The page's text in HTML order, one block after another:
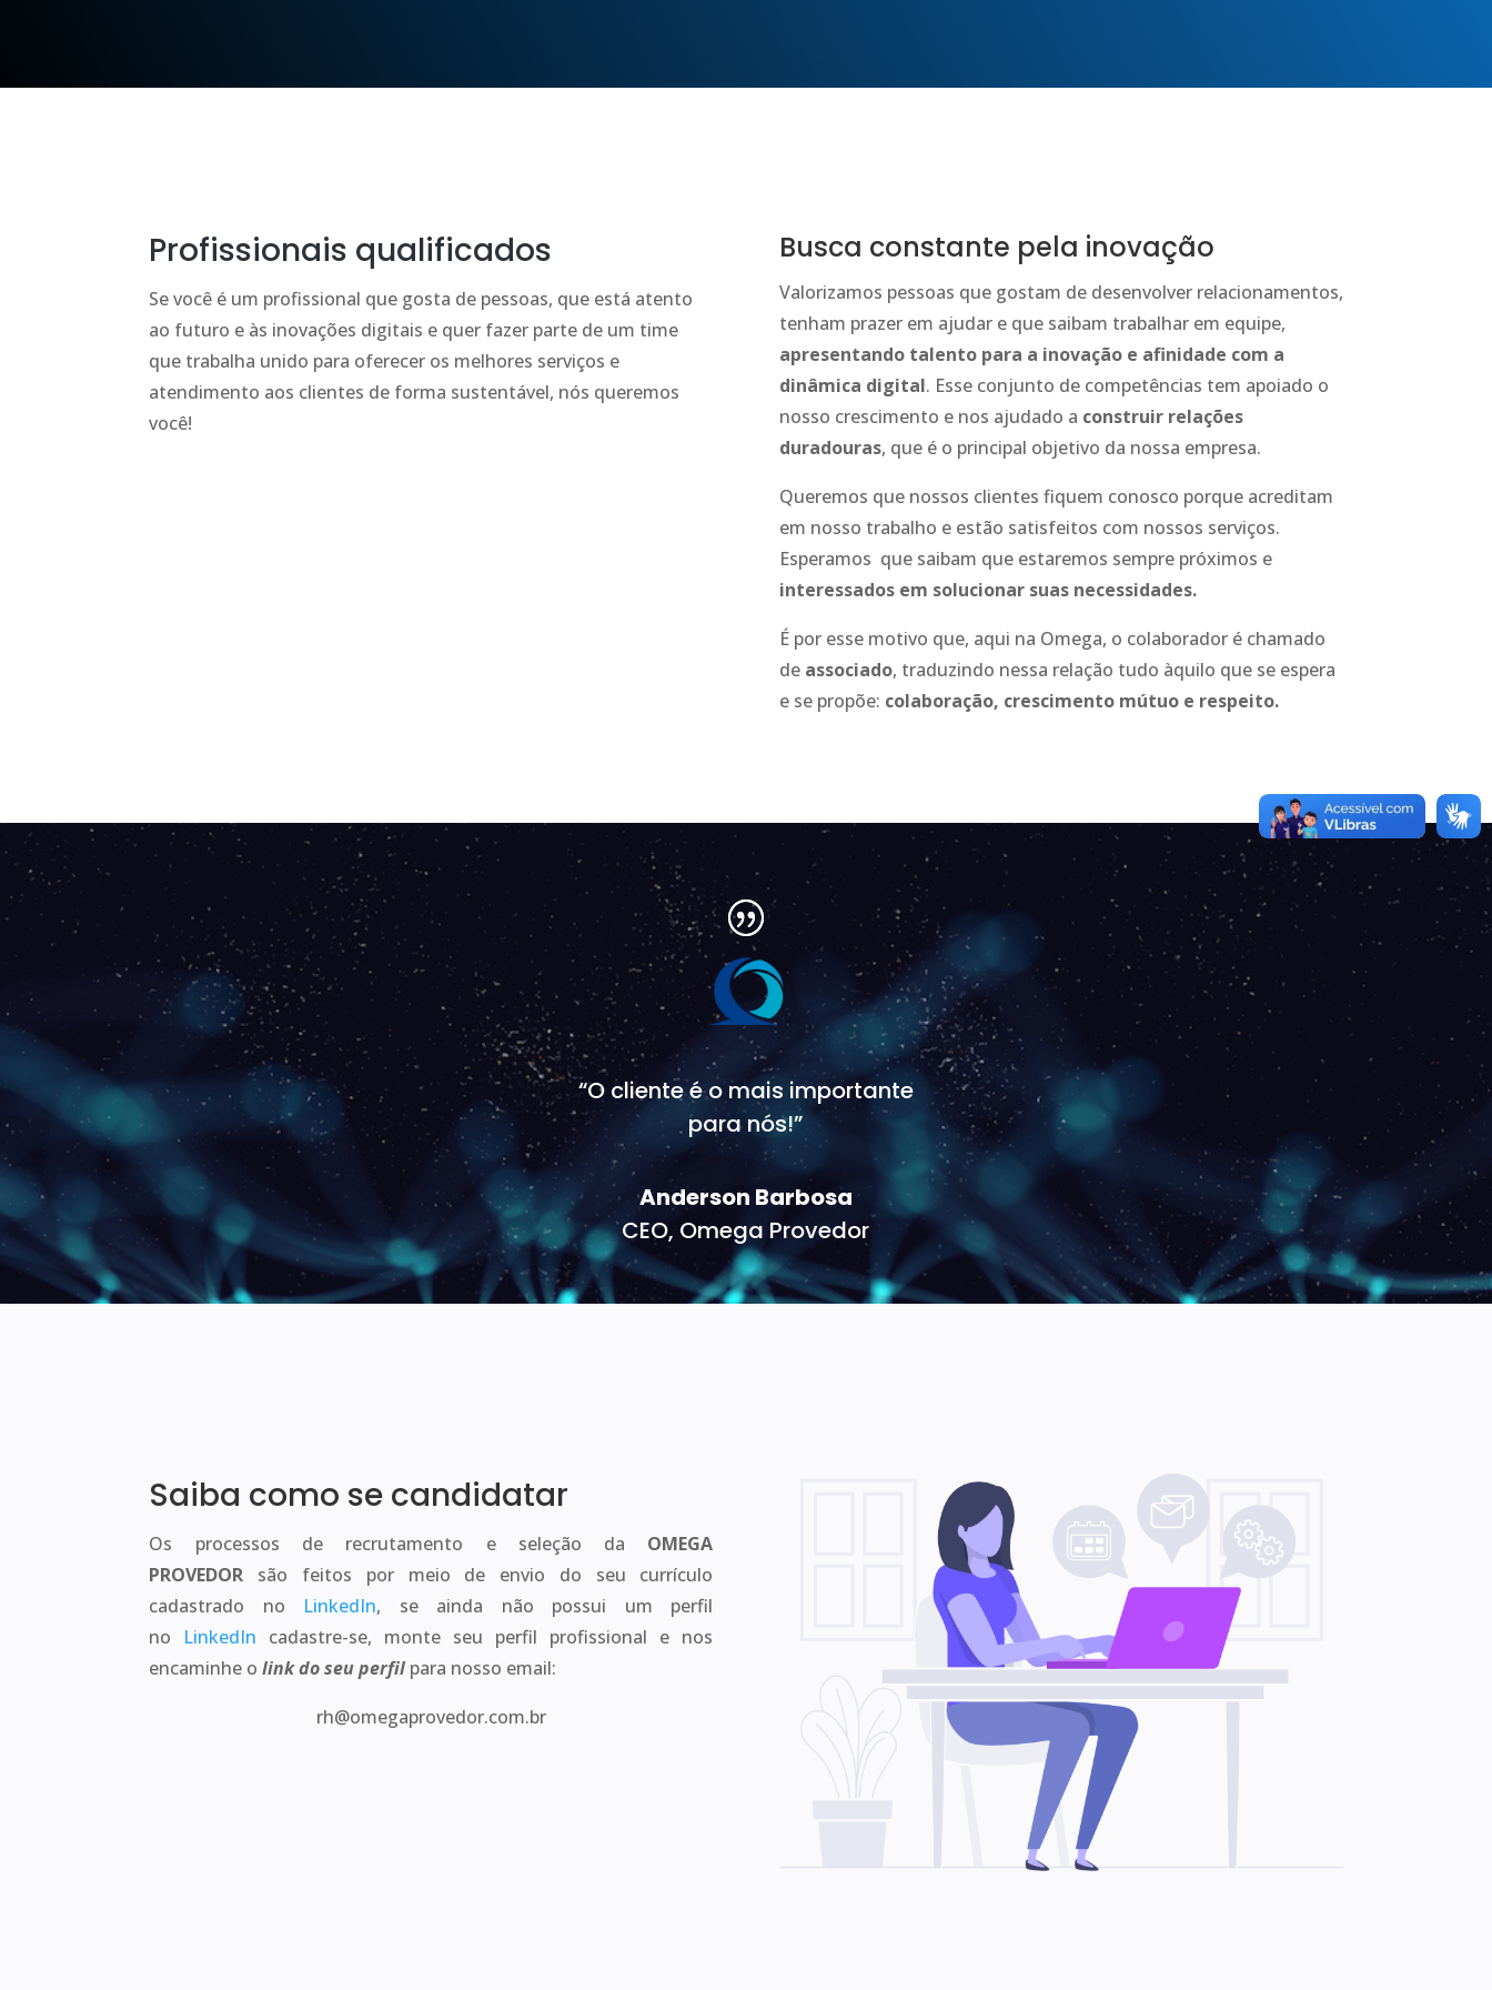
Profissionais qualificados
Se você é um profissional que gosta de pessoas, que está atento
ao futuro e às inovações digitais e quer fazer parte de um time
que trabalha unido para oferecer os melhores serviços e
atendimento aos clientes de forma sustentável, nós queremos
você!
Busca constante pela inovação
Valorizamos pessoas que gostam de desenvolver relacionamentos,
tenham prazer em ajudar e que saibam trabalhar em equipe,
apresentando talento para a inovação e afinidade com a
dinâmica digital. Esse conjunto de competências tem apoiado o
nosso crescimento e nos ajudado a construir relações
duradouras, que é o principal objetivo da nossa empresa.
Queremos que nossos clientes fiquem conosco porque acreditam
em nosso trabalho e estão satisfeitos com nossos serviços.
Esperamos que saibam que estaremos sempre próximos e
interessados em solucionar suas necessidades.
É por esse motivo que, aqui na Omega, o colaborador é chamado
de associado, traduzindo nessa relação tudo àquilo que se espera
e se propõe: colaboração, crescimento mútuo e respeito.
“O cliente é o mais importante
para nós!”
Anderson Barbosa
CEO, Omega Provedor
Saiba como se candidatar
Os processos de recrutamento e seleção da OMEGA
PROVEDOR são feitos por meio de envio do seu currículo
cadastrado no LinkedIn, se ainda não possui um perfil
no LinkedIn cadastre-se, monte seu perfil profissional e nos
encaminhe olink do seu perfil para nosso email:
rh@omegaprovedor.com.br